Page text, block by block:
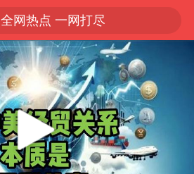
全网热点 一网打尽